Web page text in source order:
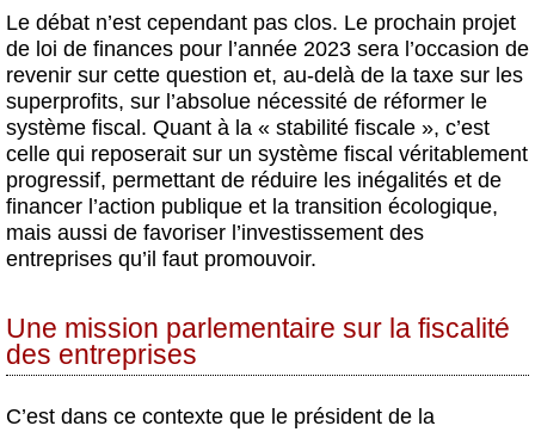
Le débat n’est cependant pas clos. Le prochain projet
de loi de finances pour l’année 2023 sera l’occasion de
revenir sur cette question et, au-delà de la taxe sur les
superprofits, sur l’absolue nécessité de réformer le
système fiscal. Quant à la « stabilité fiscale », c’est
celle qui reposerait sur un système fiscal véritablement
progressif, permettant de réduire les inégalités et de
financer l’action publique et la transition écologique,
mais aussi de favoriser l’investissement des
entreprises qu’il faut promouvoir.
Une mission parlementaire sur la fiscalité
des entreprises
C’est dans ce contexte que le président de la